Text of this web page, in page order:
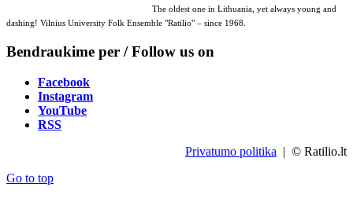
The oldest one in Lithuania, yet always young and
dashing! Vilnius University Folk Ensemble "Ratilio" – since 1968.
Bendraukime per / Follow us on
Facebook
Instagram
YouTube
RSS
Privatumo politika | © Ratilio.lt
Go to top